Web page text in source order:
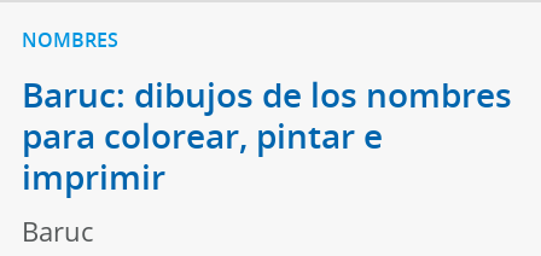
NOMBRES
Baruc: dibujos de los nombres
para colorear, pintar e
imprimir
Baruc